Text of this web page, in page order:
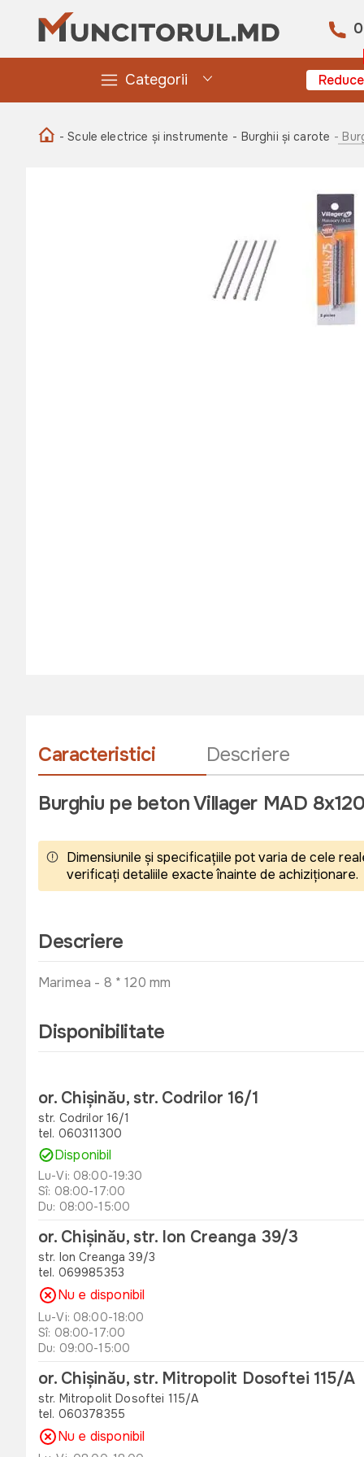
Categorii
- Scule electrice și instrumente - Burghii și carote -
Caracteristici Descriere
Burghiu pe beton Villager MAD
Dimensiunile și specificațiile pot varia de cele
verificați detaliile exacte înainte de achiziționare.
Descriere
Marimea - 8 * 120 mm
Disponibilitate
or. Chișinău, str. Codrilor 16/1
str. Codrilor 16/1
tel. 060311300
Disponibil
Lu-Vi: 08:00-19:30
Sî: 08:00-17:00
Du: 08:00-15:00
or. Chișinău, str. Ion Creanga 39/3
str. Ion Creanga 39/3
tel. 069985353
Nu e disponibil
Lu-Vi: 08:00-18:00
Sî: 08:00-17:00
Du: 09:00-15:00
or. Chișinău, str. Mitropolit Dosoftei 115/A
str. Mitropolit Dosoftei 115/A
tel. 060378355
Nu e disponibil